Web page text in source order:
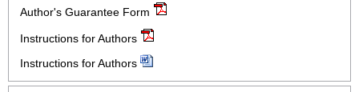
Author's Guarantee Form
Instructions for Authors
Instructions for Authors